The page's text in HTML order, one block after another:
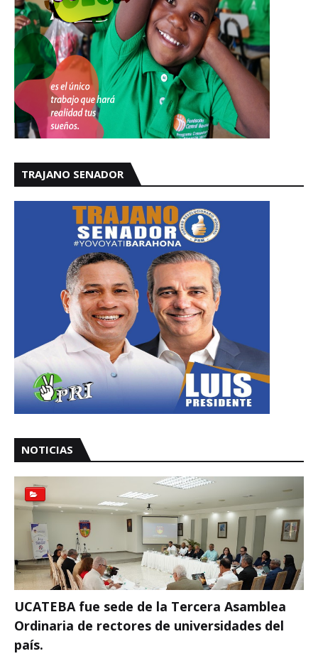
TRAJANO SENADOR
NOTICIAS
UCATEBA fue sede de la Tercera Asamblea
Ordinaria de rectores de universidades del
país.